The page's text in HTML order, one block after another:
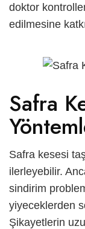
doktor
edilmesine
Safra
Safra kesesi
ilerleyebilir.
sindirim
yiyeceklerden
Şikayetlerin